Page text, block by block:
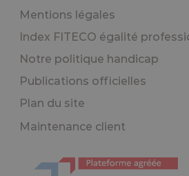
Mentions légales
Index FITECO égalité
Notre politique handicap
Publications officielles
Plan du site
Maintenance client